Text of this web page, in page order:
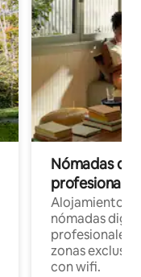
Nómadas
Alojamientos
nómadas
profesionales
zonas
con wifi.